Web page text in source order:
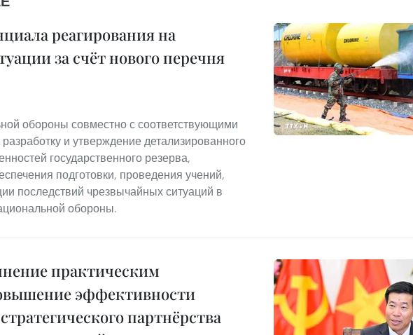
реагирования на
за счёт нового перечня
обороны совместно с соответствующими
и утверждение детализированного
государственного резерва,
подготовки, проведения учений,
последствий чрезвычайных ситуаций в
обороны.
практическим
эффективности
партнёрства